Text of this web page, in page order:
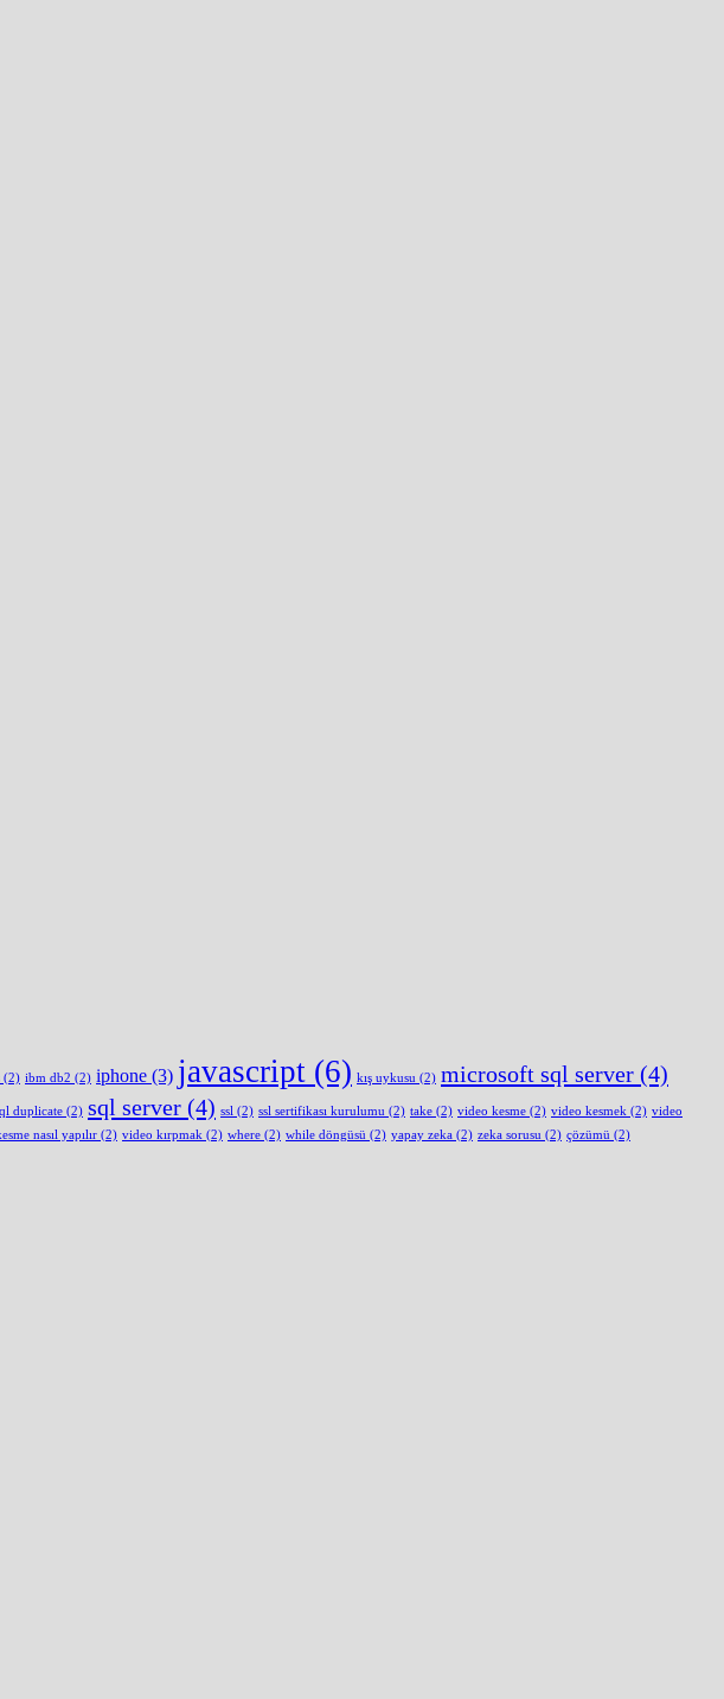
(2) ibm db2 (2) iphone (3) javascript (6) kış uykusu (2) microsoft sql server (4)
duplicate (2) sql server (4) ssl (2) ssl sertifikası kurulumu (2) take (2) video kesme (2) video kesmek (2) video
nasıl yapılır (2) video kırpmak (2) where (2) while döngüsü (2) yapay zeka (2) zeka sorusu (2) çözümü (2)